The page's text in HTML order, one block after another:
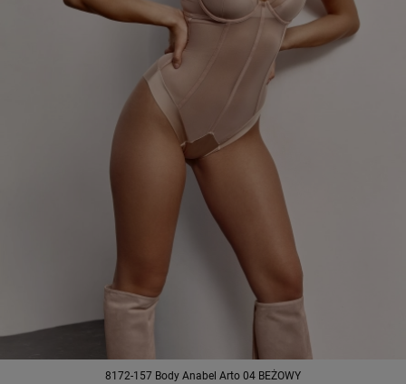
8172-157 Body Anabel Arto 04 BEŻOWY